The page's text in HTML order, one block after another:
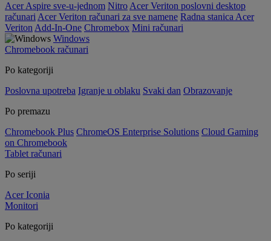
Acer Aspire sve-u-jednom Nitro Acer Veriton poslovni desktop
računari Acer Veriton računari za sve namene Radna stanica Acer
Veriton Add-In-One Chromebox Mini računari
Windows
Chromebook računari
Po kategoriji
Poslovna upotreba Igranje u oblaku Svaki dan Obrazovanje
Po premazu
Chromebook Plus ChromeOS Enterprise Solutions Cloud Gaming
on Chromebook
Tablet računari
Po seriji
Acer Iconia
Monitori
Po kategoriji